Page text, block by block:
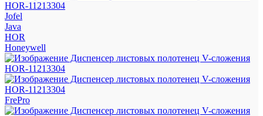
Jofel
Java
HOR
Honeywell
FrePro